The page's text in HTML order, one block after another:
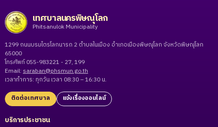
เทศบาลนครพิษณุโลก
Phitsanulok Municipality
1299 ถนนบรมไตรโลกนารถ 2 ตำบลในเมือง อำเภอเมืองพิษณุโลก จังหวัดพิษณุโลก
65000
โทรศัพท์ 055-983221 - 27, 199
Email: saraban@phsmun.go.th
เวลาทำการ: ทุกวัน เวลา 08:30 – 16:30 น.
ติดต่อเทศบาล แจ้งเรื่องออนไลน์
บริการประชาชน